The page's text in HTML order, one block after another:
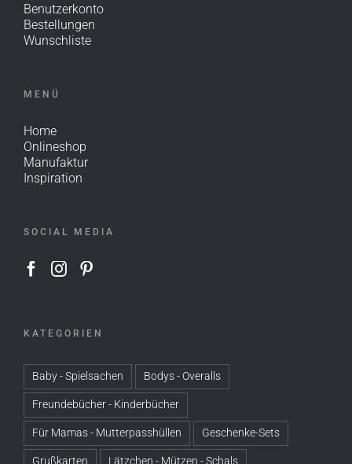
Benutzerkonto
Bestellungen
Wunschliste
MENÜ
Home
Onlineshop
Manufaktur
Inspiration
SOCIAL MEDIA
KATEGORIEN
Baby - Spielsachen Bodys - Overalls
Freundebücher - Kinderbücher
Für Mamas - Mutterpasshüllen Geschenke-Sets
Grußkarten Lätzchen - Mützen - Schals